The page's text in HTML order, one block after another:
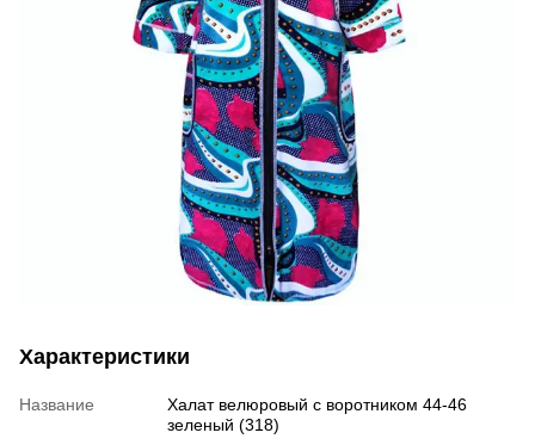
Характеристики
Название
Халат велюровый с воротником 44-46
зеленый (318)